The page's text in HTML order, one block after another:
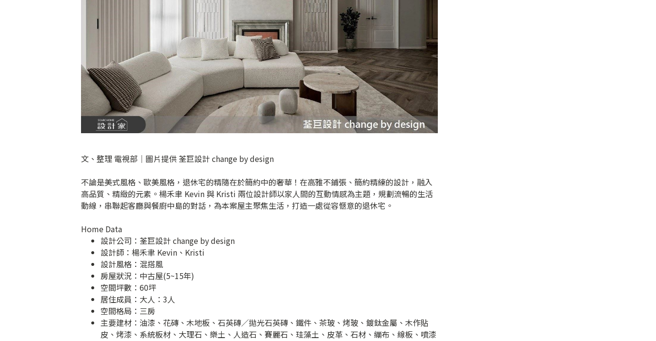
文、整理 電視部│圖片提供 荃巨設計 change by design
不論是美式風格、歐美風格，退休宅的精隨在於簡約中的奢華！在高雅不鋪張、簡約精練的設計，融入
高品質、精緻的元素。楊禾聿 Kevin 與 Kristi 兩位設計師以家人間的互動情感為主題，規劃流暢的生活
動線，串聯起客廳與餐廚中島的對話，為本案屋主聚焦生活，打造一處從容愜意的退休宅。
Home Data
設計公司： 荃巨設計 change by design
設計師：楊禾聿 Kevin、Kristi
設計風格：混搭風
房屋狀況：中古屋(5~15年)
空間坪數：60坪
居住成員：大人：3人
空間格局：三房
主要建材：油漆、花磚、木地板、石英磚／拋光石英磚、鐵件、茶玻、烤玻、鍍鈦金屬、木作貼
皮、烤漆、系統板材、大理石、樂土、人造石、賽麗石、珪藻土、皮革、石材、繃布、線板、噴漆